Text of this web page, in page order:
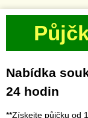
Nabídka
24 hodin
**Získejte půjčku od